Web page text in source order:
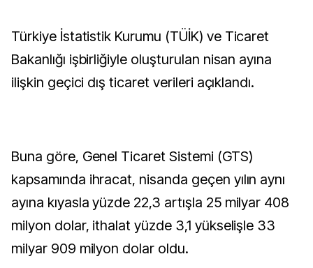
Türkiye İstatistik Kurumu (TÜİK) ve Ticaret
Bakanlığı işbirliğiyle oluşturulan nisan ayına
ilişkin geçici dış ticaret verileri açıklandı.
Buna göre, Genel Ticaret Sistemi (GTS)
kapsamında ihracat, nisanda geçen yılın aynı
ayına kıyasla yüzde 22,3 artışla 25 milyar 408
milyon dolar, ithalat yüzde 3,1 yükselişle 33
milyar 909 milyon dolar oldu.